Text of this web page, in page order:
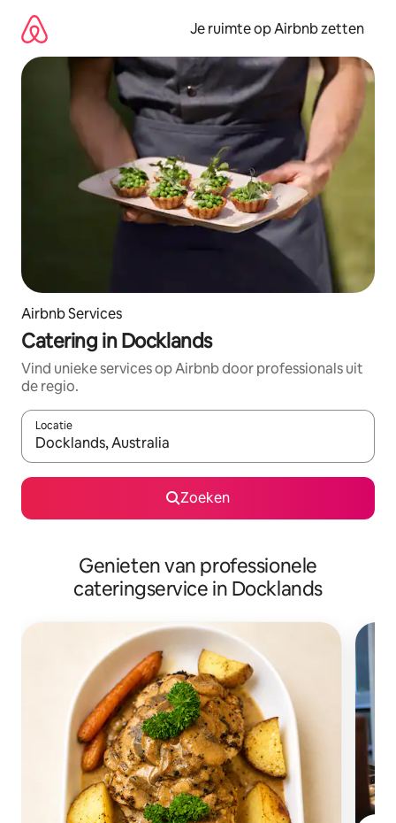
direct
naar
inhoud
Je ruimte op Airbnb zetten
Airbnb Services
Catering in Docklands
Vind unieke services op Airbnb door professionals uit
de regio.
Locatie
Wanneer er suggesties beschikbaar zijn, maak je een keuze
Zoeken
Genieten van professionele
cateringservice in Docklands